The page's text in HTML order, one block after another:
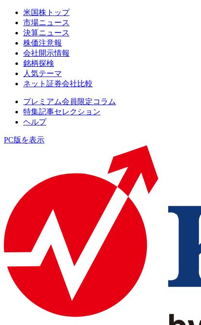
米国株トップ
市場ニュース
決算ニュース
株価注意報
会社開示情報
銘柄探検
人気テーマ
ネット証券会社比較
プレミアム会員限定コラム
特集記事セレクション
ヘルプ
PC版を表示